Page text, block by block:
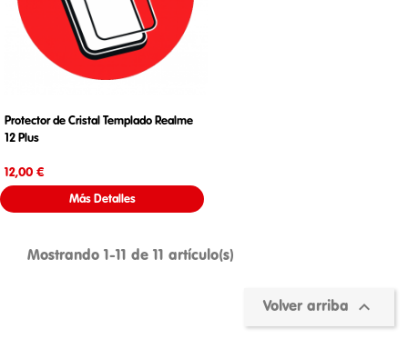
Protector de Cristal Templado Realme
12 Plus
12,00 €
Más Detalles
Mostrando 1-11 de 11 artículo(s)
Volver arriba 